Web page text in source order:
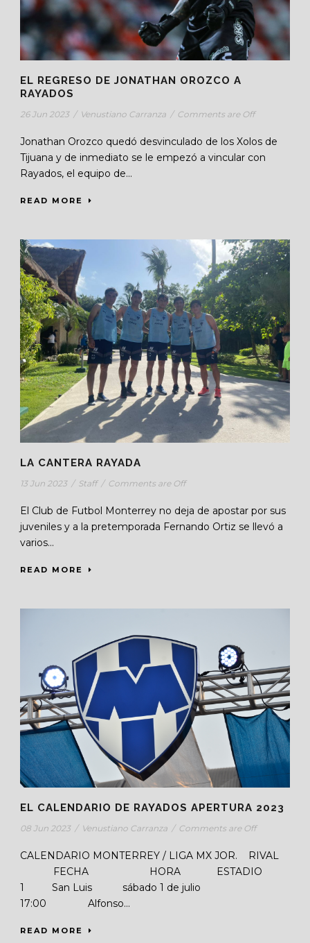
EL REGRESO DE JONATHAN OROZCO A
RAYADOS
26 Jun 2023 / Venustiano Carranza / Comments are Off
Jonathan Orozco quedó desvinculado de los Xolos de
Tijuana y de inmediato se le empezó a vincular con
Rayados, el equipo de...
READ MORE
LA CANTERA RAYADA
13 Jun 2023 / Staff / Comments are Off
El Club de Futbol Monterrey no deja de apostar por sus
juveniles y a la pretemporada Fernando Ortiz se llevó a
varios...
READ MORE
EL CALENDARIO DE RAYADOS APERTURA 2023
08 Jun 2023 / Venustiano Carranza / Comments are Off
CALENDARIO MONTERREY / LIGA MX JOR. RIVAL
FECHA HORA ESTADIO
1 San Luis sábado 1 de julio
17:00 Alfonso...
READ MORE